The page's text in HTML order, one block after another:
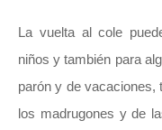
La vuelta al cole
niños y también para
parón y de vacaciones,
los madrugones y de